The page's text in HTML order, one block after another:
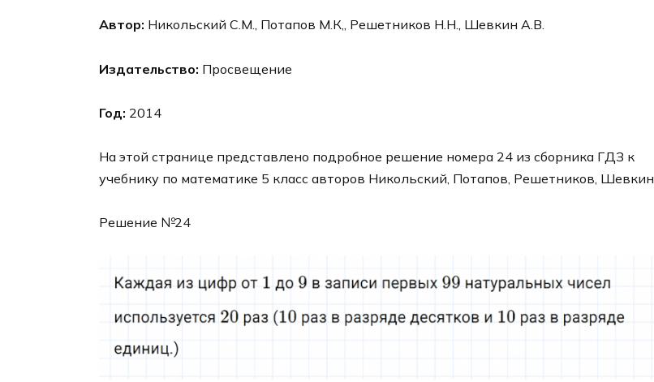
Автор: Никольский С.М., Потапов М.К,, Решетников Н.Н., Шевкин А.В.
Издательство: Просвещение
Год: 2014
На этой странице представлено подробное решение номера 24 из сборника ГДЗ к
учебнику по математике 5 класс авторов Никольский, Потапов, Решетников, Шевкин.
Решение №24